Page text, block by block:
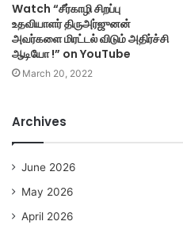
Watch “சீர்காழி சிறப்பு
உதவியாளர் திருஅர்ஜுனன்
அவர்களை மிரட்டல் விடும் அதிர்ச்சி
ஆடியோ !” on YouTube
March 20, 2022
Archives
June 2026
May 2026
April 2026